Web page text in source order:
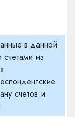
в данной
из
счетов и